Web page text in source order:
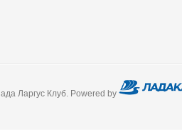
Ларгус Клуб. Powered by